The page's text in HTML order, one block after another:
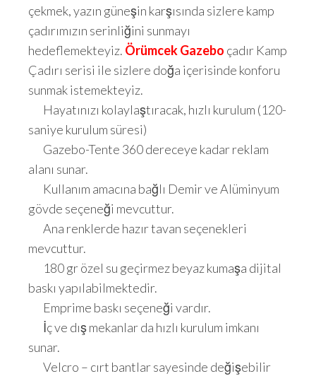
çekmek, yazın güneşin karşısında sizlere kamp
çadırımızın serinliğini sunmayı
hedeflemekteyiz. Örümcek Gazebo çadır Kamp
Çadırı serisi ile sizlere doğa içerisinde konforu
sunmak istemekteyiz.
Hayatınızı kolaylaştıracak, hızlı kurulum (120-
saniye kurulum süresi)
Gazebo-Tente 360 dereceye kadar reklam
alanı sunar.
Kullanım amacına bağlı Demir ve Alüminyum
gövde seçeneği mevcuttur.
Ana renklerde hazır tavan seçenekleri
mevcuttur.
180 gr özel su geçirmez beyaz kumaşa dijital
baskı yapılabilmektedir.
Emprime baskı seçeneği vardır.
İç ve dış mekanlar da hızlı kurulum imkanı
sunar.
Velcro – cırt bantlar sayesinde değişebilir